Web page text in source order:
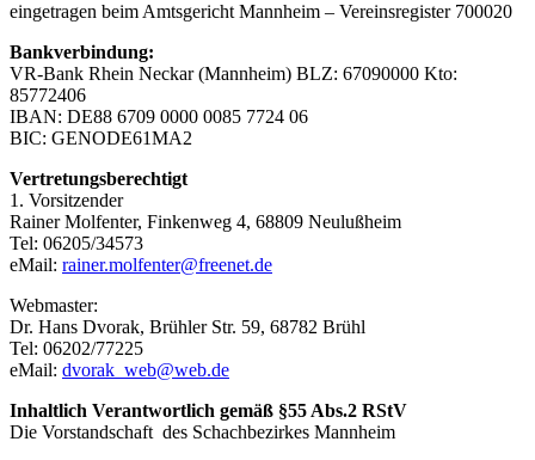
eingetragen beim Amtsgericht Mannheim – Vereinsregister 700020
Bankverbindung:
VR-Bank Rhein Neckar (Mannheim) BLZ: 67090000 Kto:
85772406
IBAN: DE88 6709 0000 0085 7724 06
BIC: GENODE61MA2
Vertretungsberechtigt
1. Vorsitzender
Rainer Molfenter, Finkenweg 4, 68809 Neulußheim
Tel: 06205/34573
eMail: rainer.molfenter@freenet.de
Webmaster:
Dr. Hans Dvorak, Brühler Str. 59, 68782 Brühl
Tel: 06202/77225
eMail: dvorak_web@web.de
Inhaltlich Verantwortlich gemäß §55 Abs.2 RStV
Die Vorstandschaft des Schachbezirkes Mannheim